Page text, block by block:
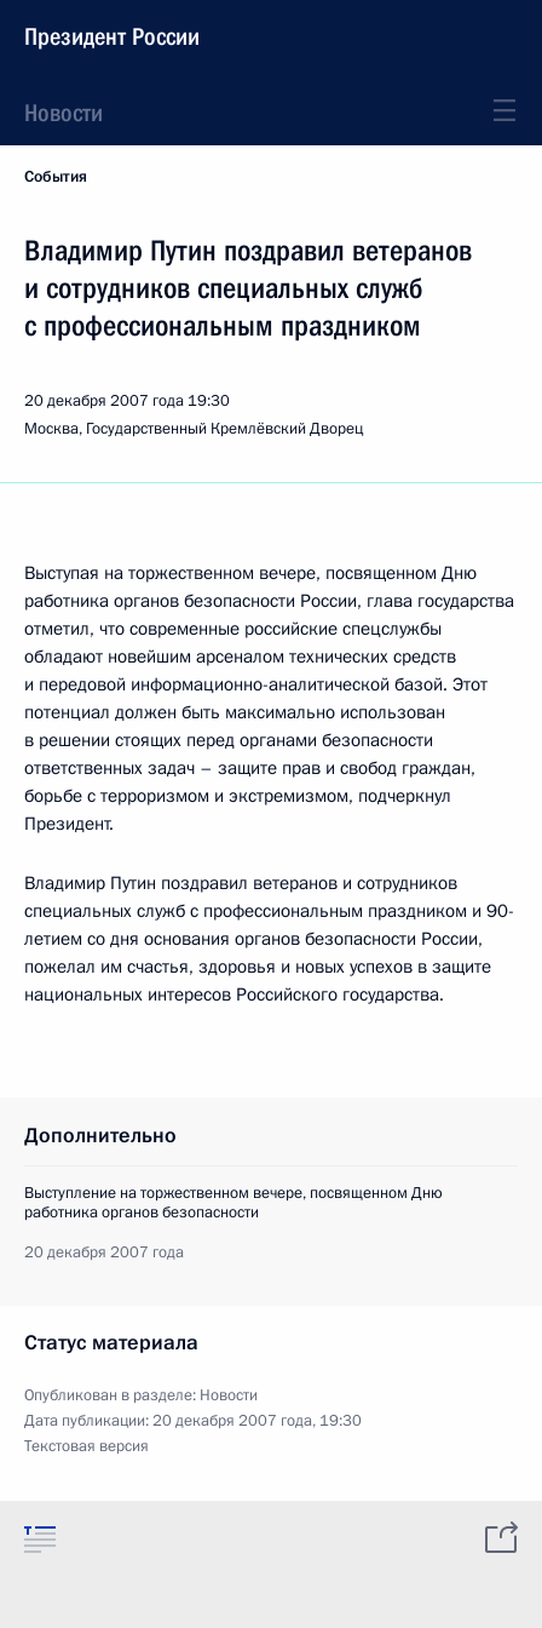
Президент России
Новости
События
Владимир Путин поздравил ветеранов
и сотрудников специальных служб
с профессиональным праздником
20 декабря 2007 года 19:30
Москва, Государственный Кремлёвский Дворец
Выступая на торжественном вечере, посвященном Дню
работника органов безопасности России, глава государства
отметил, что современные российские спецслужбы
обладают новейшим арсеналом технических средств
и передовой информационно-аналитической базой. Этот
потенциал должен быть максимально использован
в решении стоящих перед органами безопасности
ответственных задач – защите прав и свобод граждан,
борьбе с терроризмом и экстремизмом, подчеркнул
Президент.
Владимир Путин поздравил ветеранов и сотрудников
специальных служб с профессиональным праздником и 90-
летием со дня основания органов безопасности России,
пожелал им счастья, здоровья и новых успехов в защите
национальных интересов Российского государства.
Дополнительно
Выступление на торжественном вечере, посвященном Дню
работника органов безопасности
20 декабря 2007 года
Статус материала
Опубликован в разделе: Новости
Дата публикации:20 декабря 2007 года, 19:30
Текстовая версия